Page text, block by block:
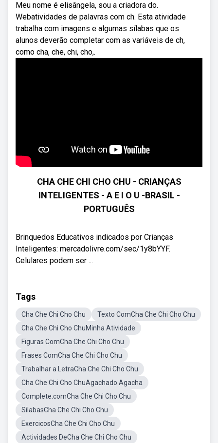
Meu nome é elisângela, sou a criadora do.
Webatividades de palavras com ch. Esta atividade
trabalha com imagens e algumas sílabas que os
alunos deverão completar com as variáveis de ch,
como cha, che, chi, cho,.
CHA CHE CHI CHO CHU - CRIANÇAS
INTELIGENTES - A E I O U -BRASIL -
PORTUGUÊS
Brinquedos Educativos indicados por Crianças
Inteligentes: mercadolivre.com/sec/1y8bYYF.
Celulares podem ser ...
Tags
Cha Che Chi Cho Chu
Texto ComCha Che Chi Cho Chu
Cha Che Chi Cho ChuMinha Atividade
Figuras ComCha Che Chi Cho Chu
Frases ComCha Che Chi Cho Chu
Trabalhar a LetraCha Che Chi Cho Chu
Cha Che Chi Cho ChuAgachado Agacha
Complete.comCha Che Chi Cho Chu
SilabasCha Che Chi Cho Chu
ExercicosCha Che Chi Cho Chu
Actividades DeCha Che Chi Cho Chu